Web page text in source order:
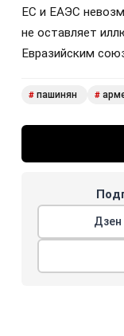
ЕС и ЕАЭС
не оставляет
Евразийским
# пашинян #
Дзен